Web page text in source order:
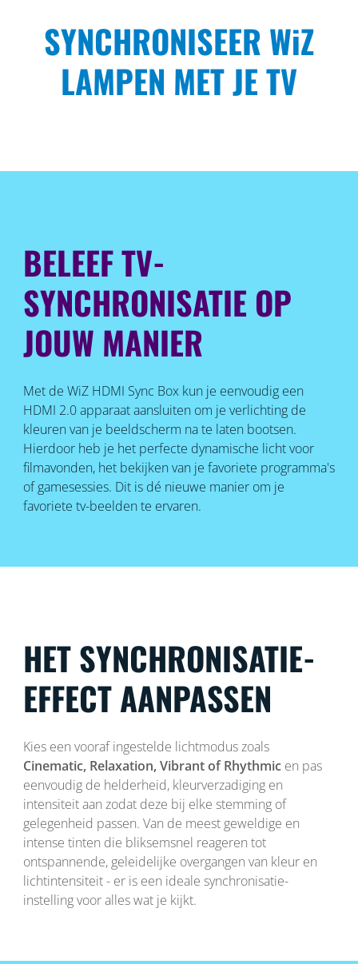
SYNCHRONISEER WiZ
LAMPEN MET JE TV
BELEEF TV-
SYNCHRONISATIE OP
JOUW MANIER
Met de WiZ HDMI Sync Box kun je eenvoudig een
HDMI 2.0 apparaat aansluiten om je verlichting de
kleuren van je beeldscherm na te laten bootsen.
Hierdoor heb je het perfecte dynamische licht voor
filmavonden, het bekijken van je favoriete programma's
of gamesessies. Dit is dé nieuwe manier om je
favoriete tv-beelden te ervaren.
HET SYNCHRONISATIE-
EFFECT AANPASSEN
Kies een vooraf ingestelde lichtmodus zoals
Cinematic, Relaxation, Vibrant of Rhythmicen pas
eenvoudig de helderheid, kleurverzadiging en
intensiteit aan zodat deze bij elke stemming of
gelegenheid passen. Van de meest geweldige en
intense tinten die bliksemsnel reageren tot
ontspannende, geleidelijke overgangen van kleur en
lichtintensiteit - er is een ideale synchronisatie-
instelling voor alles wat je kijkt.